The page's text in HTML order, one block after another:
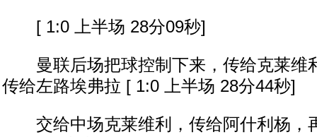
[ 1:0 上半场 28分09秒]
曼联后场把球控制下来，传给克莱维
传给左路埃弗拉 [ 1:0 上半场 28分44秒]
交给中场克莱维利，传给阿什利杨，